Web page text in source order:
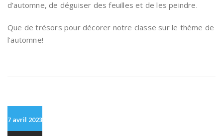
d’automne, de déguiser des feuilles et de les peindre.
Que de trésors pour décorer notre classe sur le thème de
l’automne!
7 avril 2023